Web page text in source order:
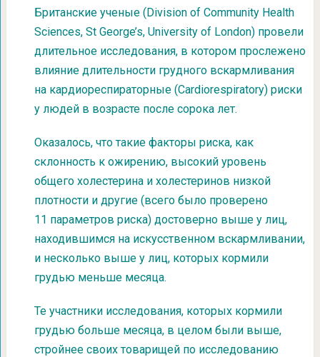
Британские ученые (Division of Community Health
Sciences, St George’s, University of London) провели
длительное исследования, в котором прослежено
влияние длительности грудного вскармливания
на кардиореспираторные (Cardiorespiratory) риски
у людей в возрасте после сорока лет.
Оказалось, что такие факторы риска, как
склонность к ожирению, высокий уровень
общего холестерина и холестеринов низкой
плотности и другие (всего было проверено
11 параметров риска) достоверно выше у лиц,
находившимся на искусственном вскармливании,
и несколько выше у лиц, которых кормили
грудью меньше месяца.
Те участники исследования, которых кормили
грудью больше месяца, в целом были выше,
стройнее своих товарищей по исследованию